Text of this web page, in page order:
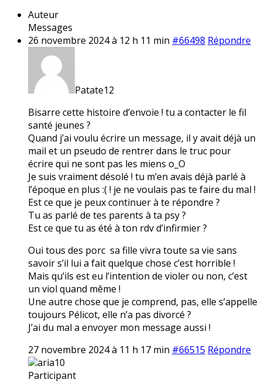
Auteur
Messages
26 novembre 2024 à 12 h 11 min #66498 Répondre
Patate12
Bisarre cette histoire d’envoie ! tu a contacter le fil
santé jeunes ?
Quand j’ai voulu écrire un message, il y avait déjà un
mail et un pseudo de rentrer dans le truc pour
écrire qui ne sont pas les miens o_O
Je suis vraiment désolé ! tu m’en avais déjà parlé à
l’époque en plus :( ! je ne voulais pas te faire du mal !
Est ce que je peux continuer à te répondre ?
Tu as parlé de tes parents à ta psy ?
Est ce que tu as été à ton rdv d’infirmier ?
Oui tous des porc sa fille vivra toute sa vie sans
savoir s’il lui a fait quelque chose c’est horrible !
Mais qu’ils est eu l’intention de violer ou non, c’est
un viol quand même !
Une autre chose que je comprend, pas, elle s’appelle
toujours Pélicot, elle n’a pas divorcé ?
J’ai du mal a envoyer mon message aussi !
27 novembre 2024 à 11 h 17 min #66515 Répondre
aria10
Participant